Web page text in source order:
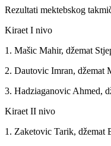
Rezultati mektebskog
Kiraet I nivo
1. Mašic Mahir, džemat
2. Dautovic Imran, džemat
3. Hadziaganovic Ahmed,
Kiraet II nivo
1. Zaketovic Tarik, džemat